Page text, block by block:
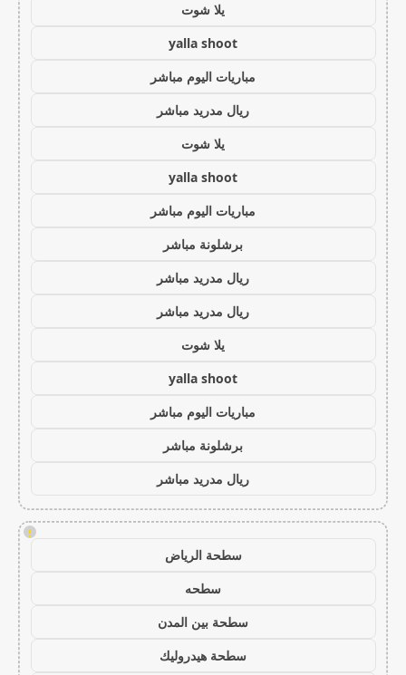
يلا شوت
yalla shoot
مباريات اليوم مباشر
ريال مدريد مباشر
يلا شوت
yalla shoot
مباريات اليوم مباشر
برشلونة مباشر
ريال مدريد مباشر
ريال مدريد مباشر
يلا شوت
yalla shoot
مباريات اليوم مباشر
برشلونة مباشر
ريال مدريد مباشر
!
سطحة الرياض
سطحه
سطحة بين المدن
سطحة هيدروليك